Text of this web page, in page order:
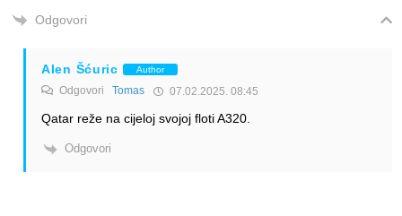
Odgovori
Alen Šćuric Author
Odgovori Tomas 07.02.2025. 08:45
Qatar reže na cijeloj svojoj floti A320.
Odgovori